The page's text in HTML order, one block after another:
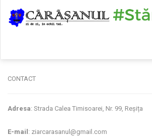
CONTACT
Adresa: Strada Calea Timisoarei, Nr. 99, Reșița
E-mail : ziarcarasanul@gmail.com